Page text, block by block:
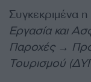
Συγκεκριμένα η
Εργασία και
Παροχές →
Τουρισμού